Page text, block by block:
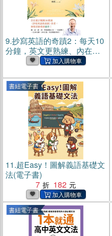
9.抄寫英語的奇蹟2：每天10
分鐘，英文更熟練、內在更
強韌(電子書)
書紐電子書
11.超Easy！圖解義語基礎文
法(電子書)
7
182
書紐電子書